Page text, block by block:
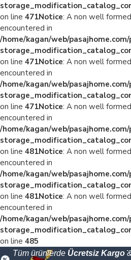
on line 471Notice: A non well
encountered in
/home/kagan/web/
on line 471Notice: A non well
encountered in
/home/kagan/web/
on line 471Notice: A non well
encountered in
/home/kagan/web/
on line 481Notice: A non well
encountered in
/home/kagan/web/
on line 481Notice: A non well
encountered in
/home/kagan/web/
on line 485
Tüm ürünlerde Ücretsiz Kargo